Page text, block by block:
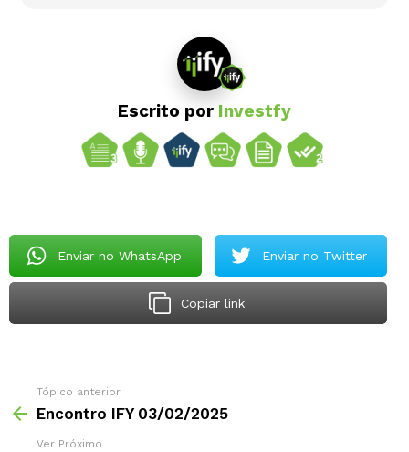
Escrito por Investfy
Enviar no WhatsApp Enviar no Twitter
Copiar link
Tópico anterior
Encontro IFY 03/02/2025
Ver Próximo